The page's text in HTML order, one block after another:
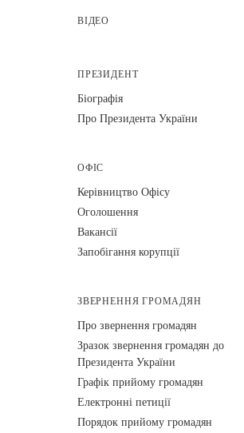
ВІДЕО
ПРЕЗИДЕНТ
Біографія
Про Президента України
ОФІС
Керівництво Офісу
Оголошення
Вакансії
Запобігання корупції
ЗВЕРНЕННЯ ГРОМАДЯН
Про звернення громадян
Зразок звернення громадян до
Президента України
Графік прийому громадян
Електронні петиції
Порядок прийому громадян